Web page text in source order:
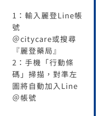
1：輸入麗登Line帳
號
＠citycare或搜尋
『麗登藥局』
2：手機「行動條
碼」掃描，對準左
圖將自動加入Line
＠帳號